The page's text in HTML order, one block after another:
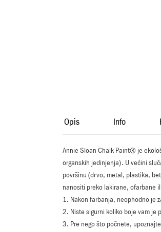
Opis Info
Annie Sloan Chalk Paint® je
organskih jedinjenja). U većini
površinu (drvo, metal, plastika,
nanositi preko lakirane, ofarbane
1. Nakon farbanja, neophodno je
2. Niste sigurni koliko boje vam je
3. Pre nego što počnete,